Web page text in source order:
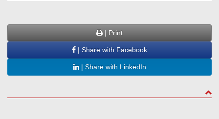
| Print
| Share with Facebook
| Share with LinkedIn
to